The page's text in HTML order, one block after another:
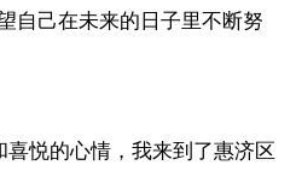
自己在未来的日子里不断努
悦的心情，我来到了惠济区